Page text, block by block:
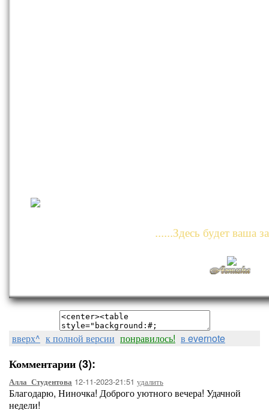
......Здесь будет ваша
вверх^ к полной версии понравилось! в evernote
Комментарии (3):
Алла_Студентова 12-11-2023-21:51 удалить
Благодарю, Ниночка! Доброго уютного вечера! Удачной
недели!